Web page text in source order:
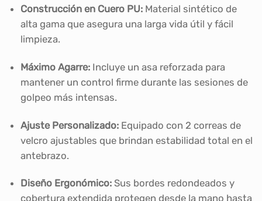
Construcción en Cuero PU: Material sintético de
alta gama que asegura una larga vida útil y fácil
limpieza.
Máximo Agarre: Incluye un asa reforzada para
mantener un control firme durante las sesiones de
golpeo más intensas.
Ajuste Personalizado: Equipado con 2 correas de
velcro ajustables que brindan estabilidad total en el
antebrazo.
Diseño Ergonómico: Sus bordes redondeados y
cobertura extendida protegen desde la mano hasta